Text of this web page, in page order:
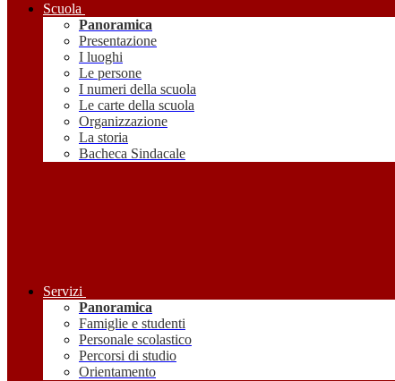
Scuola
Panoramica
Presentazione
I luoghi
Le persone
I numeri della scuola
Le carte della scuola
Organizzazione
La storia
Bacheca Sindacale
Servizi
Panoramica
Famiglie e studenti
Personale scolastico
Percorsi di studio
Orientamento